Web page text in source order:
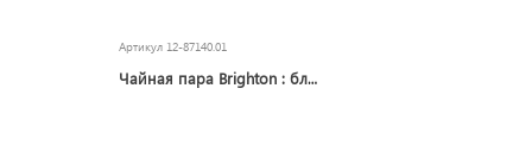
Артикул 12-87140.01
Чайная пара Brighton : блюдце овальное, чашка, коробка, красный